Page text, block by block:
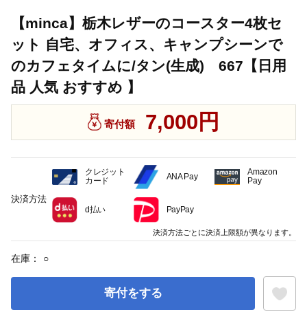
【minca】栃木レザーのコースター4枚セ
ット 自宅、オフィス、キャンプシーンで
のカフェタイムに/タン(生成) 667【日用
品 人気 おすすめ 】
寄付額 7,000円
在庫： ○
寄付をする
決済方法
クレジット
カード
ANA Pay
Amazon
Pay
d払い PayPay
決済方法ごとに決済上限額が異なります。